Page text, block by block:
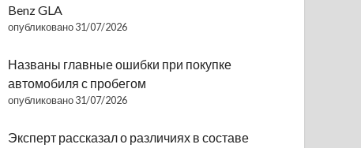
Benz GLA
опубликовано 31/07/2026
Названы главные ошибки при покупке
автомобиля с пробегом
опубликовано 31/07/2026
Эксперт рассказал о различиях в составе